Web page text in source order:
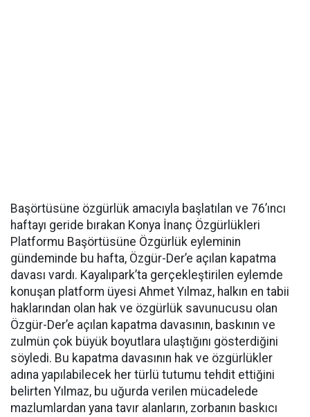
Başörtüsüne özgürlük amacıyla başlatılan ve 76’ıncı
haftayı geride bırakan Konya İnanç Özgürlükleri
Platformu Başörtüsüne Özgürlük eyleminin
gündeminde bu hafta, Özgür-Der’e açılan kapatma
davası vardı. Kayalıpark’ta gerçekleştirilen eylemde
konuşan platform üyesi Ahmet Yılmaz, halkın en tabii
haklarından olan hak ve özgürlük savunucusu olan
Özgür-Der’e açılan kapatma davasının, baskının ve
zulmün çok büyük boyutlara ulaştığını gösterdiğini
söyledi. Bu kapatma davasının hak ve özgürlükler
adına yapılabilecek her türlü tutumu tehdit ettiğini
belirten Yılmaz, bu uğurda verilen mücadelede
mazlumlardan yana tavır alanların, zorbanın baskıcı